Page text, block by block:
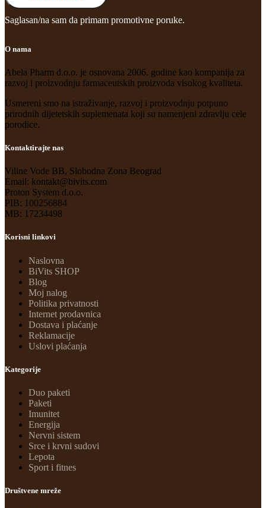
Saglasan/na sam da primam promotivne poruke.
O nama
Abela Pharm d.o.o. je osnovana 2006. godine kao kompanija za
razvoj i proizvodnju farmaceutskih proizvoda visokog kvaliteta.
Usmereni smo na istraživanje, razvoj i proizvodnju potpuno
prirodnih dijetetskih suplemenata koji su namenjeni zdravlju cele
porodice.
Kontaktirajte nas
Viline Vode BB, Slobodna Zona Beograd
Email: kontakt@bivits.com
Proton System d.o.o.
PIB: 100256884
MB: 17234498
Korisni linkovi
Naslovna
BiVits SHOP
Blog
Moj nalog
Politika privatnosti
Internet prodavnica
Dostava i plaćanje
Reklamacije
Uslovi plaćanja
Kategorije
Duo paketi
Paketi
Imunitet
Energija
Nervni sistem
Srce i krvni sudovi
Lepota
Sport i fitnes
Društvene mreže